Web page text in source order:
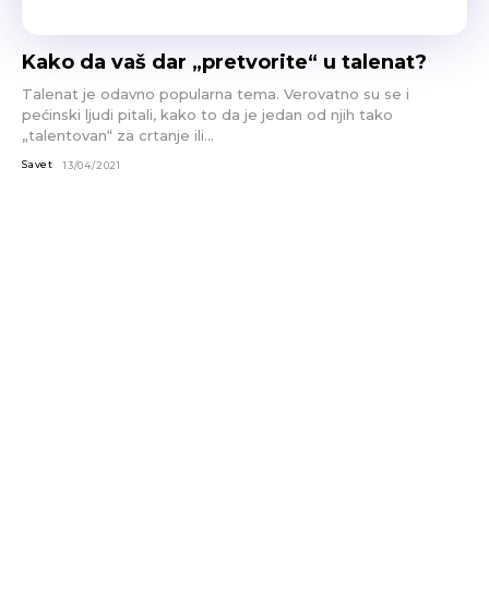
Kako da vaš dar „pretvorite“ u talenat?
Talenat je odavno popularna tema. Verovatno su se i
pećinski ljudi pitali, kako to da je jedan od njih tako
„talentovan“ za crtanje ili...
Savet 13/04/2021